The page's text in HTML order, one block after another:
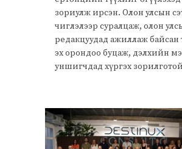
зориулж ирсэн. Олон улсын
чиглэлээр суралцаж, олон
редакцуудад ажиллаж
эх орондоо буцаж, дэлхийн
уншигчдад хүргэх